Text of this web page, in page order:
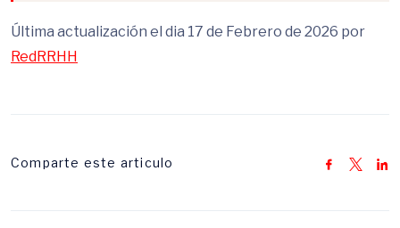
Última actualización el dia 17 de Febrero de 2026 por
RedRRHH
Comparte este articulo